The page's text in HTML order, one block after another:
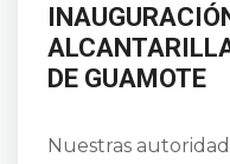
DE GUAMOTE
Nuestras